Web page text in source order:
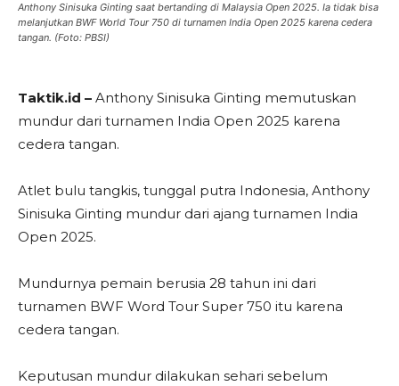
Anthony Sinisuka Ginting saat bertanding di Malaysia Open 2025. Ia tidak bisa
melanjutkan BWF World Tour 750 di turnamen India Open 2025 karena cedera
tangan. (Foto: PBSI)
Taktik.id – Anthony Sinisuka Ginting memutuskan
mundur dari turnamen India Open 2025 karena
cedera tangan.
Atlet bulu tangkis, tunggal putra Indonesia, Anthony
Sinisuka Ginting mundur dari ajang turnamen India
Open 2025.
Mundurnya pemain berusia 28 tahun ini dari
turnamen BWF Word Tour Super 750 itu karena
cedera tangan.
Keputusan mundur dilakukan sehari sebelum